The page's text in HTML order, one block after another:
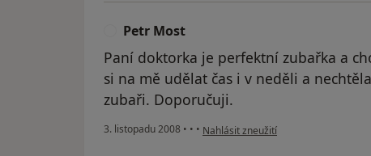
Petr Most
Paní doktorka je perfektní zubařka a
si na mě udělat čas i v neděli a
zubaři. Doporučuji.
3. listopadu 2008 • • • podle názoru uživatele Petr Most
Nahlásit zneužití